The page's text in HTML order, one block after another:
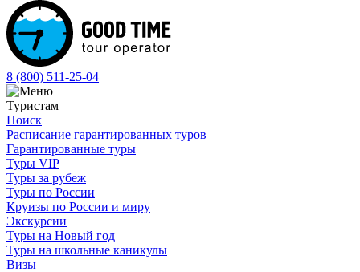
8 (800) 511-25-04
Туристам
Поиск
Расписание гарантированных туров
Гарантированные туры
Туры VIP
Туры за рубеж
Туры по России
Круизы по России и миру
Экскурсии
Туры на Новый год
Туры на школьные каникулы
Визы